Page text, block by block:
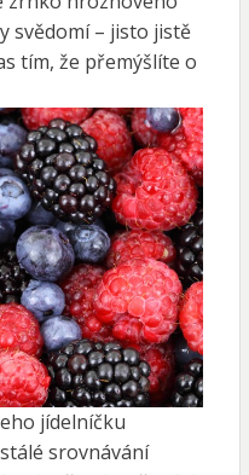
svědomí – jisto jistě
tím, že přemýšlíte o
jídelníčku
srovnávání